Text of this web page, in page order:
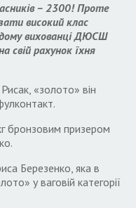
– 2300! Проте
високий клас
вихованці ДЮСШ
свій рахунок їхня
«золото» він
бронзовим призером
Березенко, яка в
у ваговій категорії